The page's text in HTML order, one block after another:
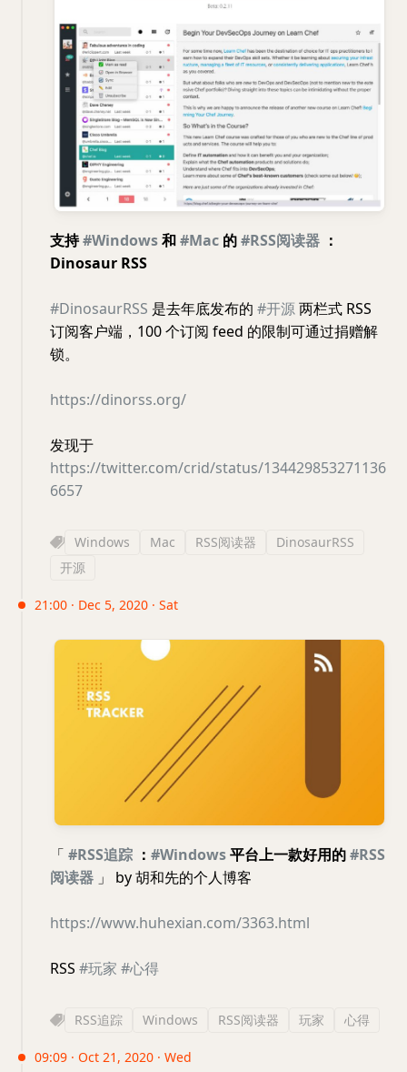
支持#Windows和#Mac 的#RSS阅读器 ：
Dinosaur RSS
#DinosaurRSS 是去年底发布的 #开源两栏式 RSS
订阅客户端，100 个订阅 feed 的限制可通过捐赠解
锁。
https://dinorss.org/
发现于
https://twitter.com/crid/status/134429853271136
6657
Windows Mac RSS阅读器
DinosaurRSS
开源
21:00 · Dec 5, 2020 · Sat
「 #RSS追踪 ： #Windows平台上一款好用的#RSS
阅读器 」 by 胡和先的个人博客
https://www.huhexian.com/3363.html
RSS #玩家 #心得
RSS追踪 Windows RSS阅读器 玩家 心得
09:09 · Oct 21, 2020 · Wed